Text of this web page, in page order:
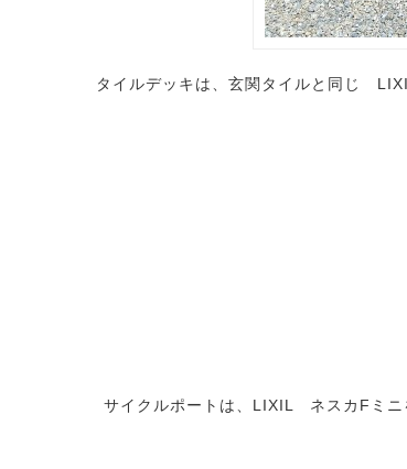
タイルデッキは、玄関タイルと同じ
サイクルポートは、LIXIL ネスカFミニ